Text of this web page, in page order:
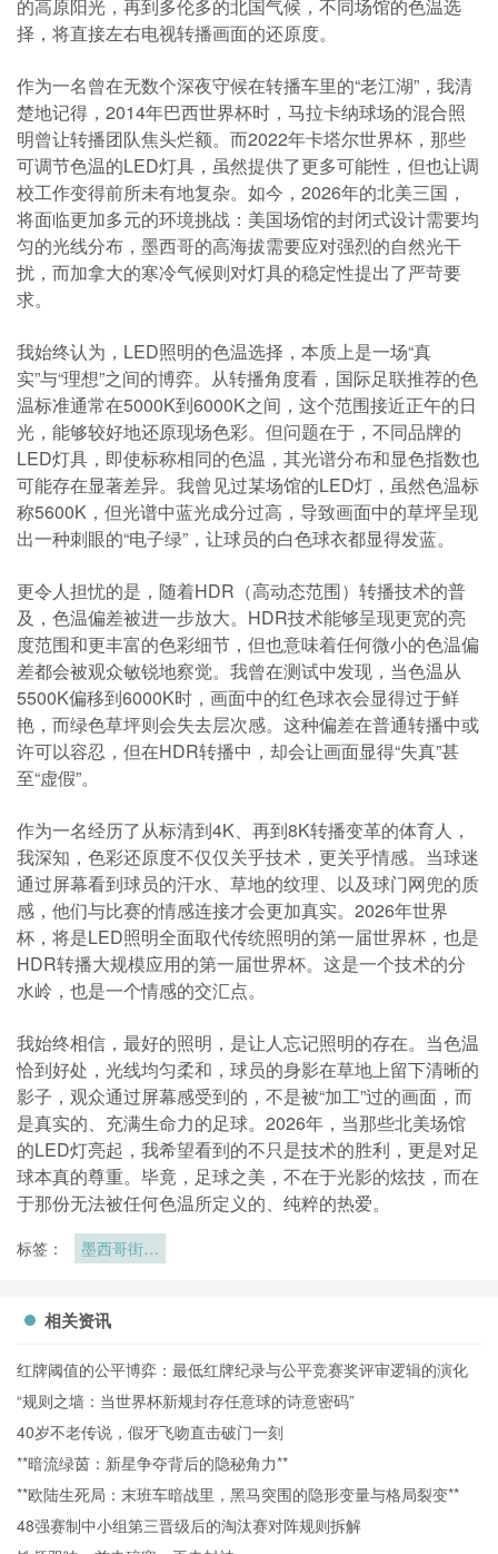
的高原阳光，再到多伦多的北国气候，不同场馆的色温选
择，将直接左右电视转播画面的还原度。
作为一名曾在无数个深夜守候在转播车里的“老江湖”，我清
楚地记得，2014年巴西世界杯时，马拉卡纳球场的混合照
明曾让转播团队焦头烂额。而2022年卡塔尔世界杯，那些
可调节色温的LED灯具，虽然提供了更多可能性，但也让调
校工作变得前所未有地复杂。如今，2026年的北美三国，
将面临更加多元的环境挑战：美国场馆的封闭式设计需要均
匀的光线分布，墨西哥的高海拔需要应对强烈的自然光干
扰，而加拿大的寒冷气候则对灯具的稳定性提出了严苛要
求。
我始终认为，LED照明的色温选择，本质上是一场“真
实”与“理想”之间的博弈。从转播角度看，国际足联推荐的色
温标准通常在5000K到6000K之间，这个范围接近正午的日
光，能够较好地还原现场色彩。但问题在于，不同品牌的
LED灯具，即使标称相同的色温，其光谱分布和显色指数也
可能存在显著差异。我曾见过某场馆的LED灯，虽然色温标
称5600K，但光谱中蓝光成分过高，导致画面中的草坪呈现
出一种刺眼的“电子绿”，让球员的白色球衣都显得发蓝。
更令人担忧的是，随着HDR（高动态范围）转播技术的普
及，色温偏差被进一步放大。HDR技术能够呈现更宽的亮
度范围和更丰富的色彩细节，但也意味着任何微小的色温偏
差都会被观众敏锐地察觉。我曾在测试中发现，当色温从
5500K偏移到6000K时，画面中的红色球衣会显得过于鲜
艳，而绿色草坪则会失去层次感。这种偏差在普通转播中或
许可以容忍，但在HDR转播中，却会让画面显得“失真”甚
至“虚假”。
作为一名经历了从标清到4K、再到8K转播变革的体育人，
我深知，色彩还原度不仅仅关乎技术，更关乎情感。当球迷
通过屏幕看到球员的汗水、草地的纹理、以及球门网兜的质
感，他们与比赛的情感连接才会更加真实。2026年世界
杯，将是LED照明全面取代传统照明的第一届世界杯，也是
HDR转播大规模应用的第一届世界杯。这是一个技术的分
水岭，也是一个情感的交汇点。
我始终相信，最好的照明，是让人忘记照明的存在。当色温
恰到好处，光线均匀柔和，球员的身影在草地上留下清晰的
影子，观众通过屏幕感受到的，不是被“加工”过的画面，而
是真实的、充满生命力的足球。2026年，当那些北美场馆
的LED灯亮起，我希望看到的不只是技术的胜利，更是对足
球本真的尊重。毕竟，足球之美，不在于光影的炫技，而在
于那份无法被任何色温所定义的、纯粹的热爱。
标签：
墨西哥街头
名片
相关资讯
红牌阈值的公平博弈：最低红牌纪录与公平竞赛奖评审逻辑的演化
“规则之墙：当世界杯新规封存任意球的诗意密码”
40岁不老传说，假牙飞吻直击破门一刻
**暗流绿茵：新星争夺背后的隐秘角力**
**欧陆生死局：末班车暗战里，黑马突围的隐形变量与格局裂变**
48强赛制中小组第三晋级后的淘汰赛对阵规则拆解